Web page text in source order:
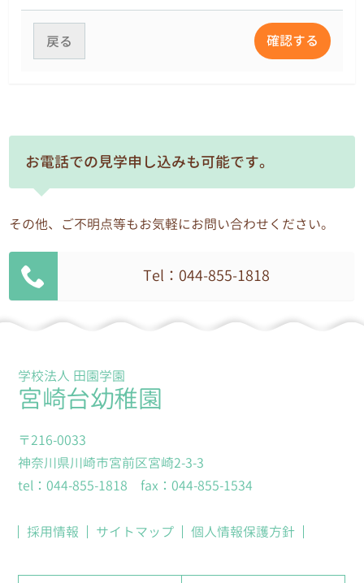
前の同意がある場合は、他へ提供することがあり
ます。
わせ、開示請求には応じません。開示手続きは各
園が窓口となります。
5.個人情報の安全な管理
個人情報への不正アクセス、個人情報の紛失、破
壊、改ざん及び漏えい等に対して、安全対策を講
は、個人情報を適正に取り扱っていると認められ
る委託先を選定し、秘密保持契約等を取り交わす
7.個人情報管理責任者
各園の園長を個人情報管理責任者とし、各園の個
負います。
8.個人情報の保護に関する体制
戻る 確認する
お電話での見学申し込みも可能です。
その他、ご不明点等もお気軽にお問い合わせください。
Tel：044-855-1818
学校法人 田園学園
宮崎台幼稚園
〒216-0033
神奈川県川崎市宮前区宮崎2-3-3
tel：044-855-1818 fax：044-855-1534
採用情報 サイトマップ 個人情報保護方針